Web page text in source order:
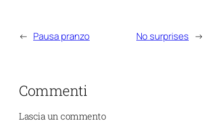
← Pausa pranzo No surprises →
Commenti
Lascia un commento